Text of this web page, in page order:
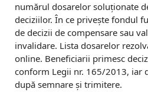
numărul dosarelor soluționate
deciziilor. În ce privește fondul
de decizii de compensare sau
invalidare. Lista dosarelor
online. Beneficiarii primesc
conform Legii nr. 165/2013, iar
după semnare și trimitere.